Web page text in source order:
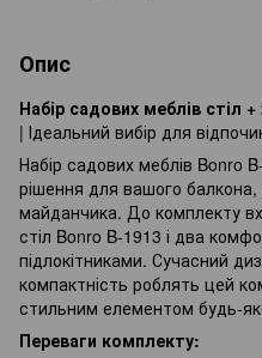
Опис
Набір садових меблів стіл
| Ідеальний вибір для
Набір садових меблів Bonro
рішення для вашого балкона,
майданчика. До комплекту
стіл Bonro B-1913 і два
підлокітниками. Сучасний
компактність роблять цей
стильним елементом будь-
Переваги комплекту: